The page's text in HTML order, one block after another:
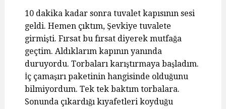
10 dakika kadar sonra tuvalet kapısının sesi
geldi. Hemen çıktım, Şevkiye tuvalete
girmişti. Fırsat bu fırsat diyerek mutfağa
geçtim. Aldıklarım kapının yanında
duruyordu. Torbaları karıştırmaya başladım.
İç çamaşırı paketinin hangisinde olduğunu
bilmiyordum. Tek tek baktım torbalara.
Sonunda çıkardığı kıyafetleri koyduğu